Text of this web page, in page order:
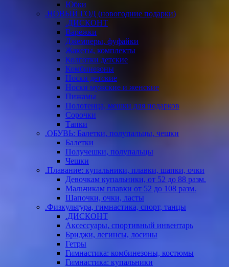
Юбки
.НОВЫЙ ГОД (новогодние подарки)
.ДИСКОНТ
Варежки
Джемперы, фуфайки
Жакеты, комплекты
Колготки детские
Комбинезоны
Носки детские
Носки мужские и женские
Пижамы
Полотенца, мешки для подарков
Сорочки
Тапки
.ОБУВЬ: Балетки, полупальцы, чешки
Балетки
Получешки, полупальцы
Чешки
.Плавание: купальники, плавки, шапки, очки
Девочкам купальники, от 52 до 88 разм.
Мальчикам плавки от 52 до 108 разм.
Шапочки, очки, ласты
.Физкультура, гимнастика, спорт, танцы
.ДИСКОНТ
Аксессуары, спортивный инвентарь
Бриджи, легинсы, лосины
Гетры
Гимнастика: комбинезоны, костюмы
Гимнастика: купальники